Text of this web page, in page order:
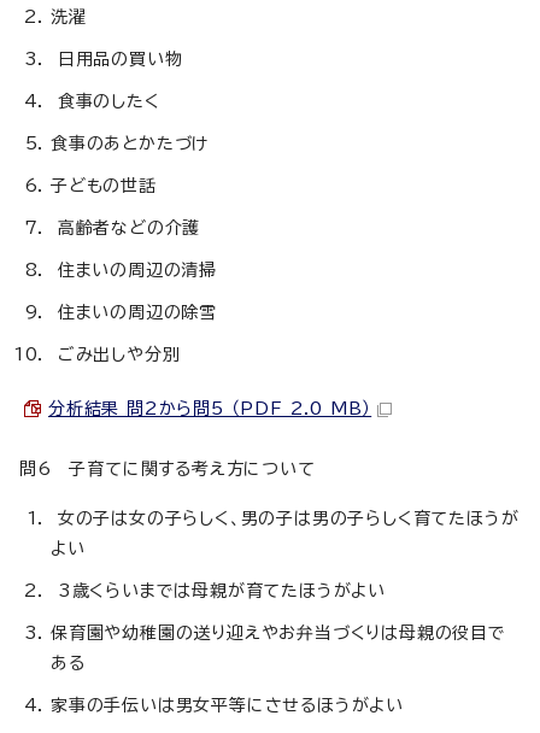
洗濯
日用品の買い物
食事のしたく
食事のあとかたづけ
子どもの世話
高齢者などの介護
住まいの周辺の清掃
住まいの周辺の除雪
ごみ出しや分別
分析結果 問2から問5 （PDF 2.0 MB）
問6 子育てに関する考え方について
女の子は女の子らしく、男の子は男の子らしく育てたほうが
よい
3歳くらいまでは母親が育てたほうがよい
保育園や幼稚園の送り迎えやお弁当づくりは母親の役目で
ある
家事の手伝いは男女平等にさせるほうがよい